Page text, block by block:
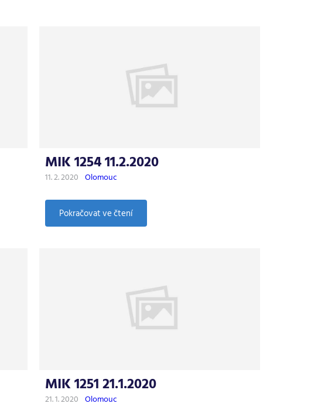
MIK 1254 11.2.2020
11. 2. 2020 Olomouc
Pokračovat ve čtení:
MIK
MIK 1251 21.1.2020
21. 1. 2020 Olomouc